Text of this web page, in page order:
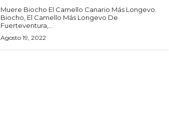
Muere Biocho El Camello Canario Más Longevo.
Biocho, El Camello Más Longevo De
Fuerteventura,...
Agosto 19, 2022